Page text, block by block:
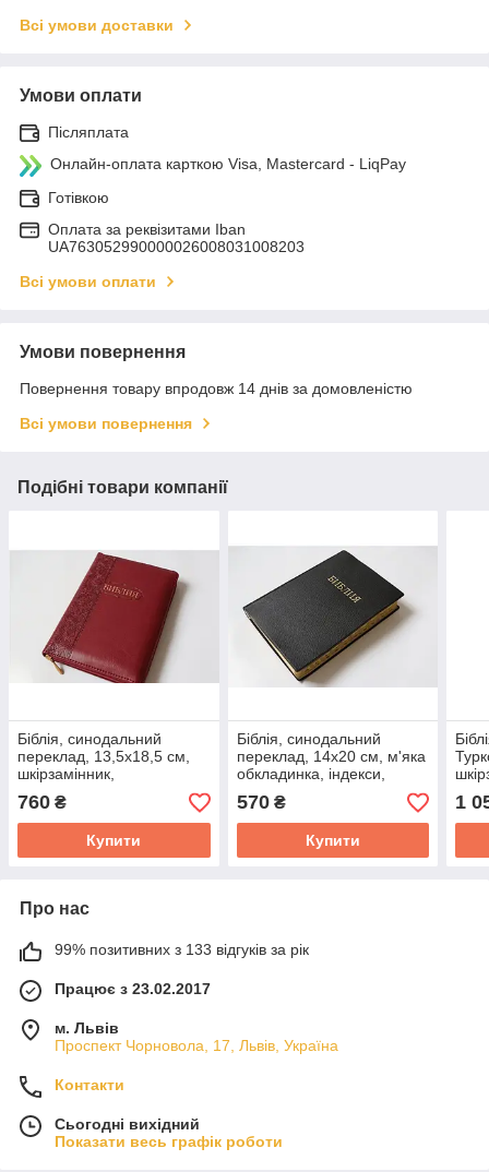
Всі умови доставки
Умови оплати
Післяплата
Онлайн-оплата карткою Visa, Mastercard - LiqPay
Готівкою
Оплата за реквізитами Iban
UA763052990000026008031008203
Всі умови оплати
Умови повернення
Повернення товару впродовж 14 днів за домовленістю
Всі умови повернення
Подібні товари компанії
Біблія, синодальний
переклад, 13,5х18,5 см,
шкірзамінник,
орнаментом, замок,
індекси, золото.
760 ₴
Купити
Біблія, синодальний
переклад, 14х20 см, м'яка
обкладинка, індекси,
золото.
570₴
Купити
1
Про нас
99% позитивних з 133 відгуків за рік
Працює з 23.02.2017
м. Львів
Проспект Чорновола, 17, Львів, Україна
Контакти
Сьогодні вихідний
Показати весь графік роботи